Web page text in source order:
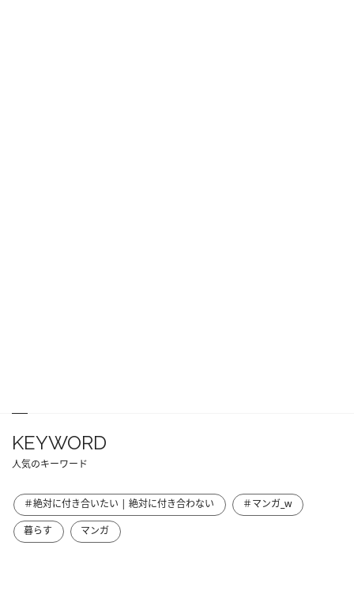
KEYWORD
人気のキーワード
＃絶対に付き合いたい | 絶対に付き合わない
＃マンガ_w
暮らす
マンガ